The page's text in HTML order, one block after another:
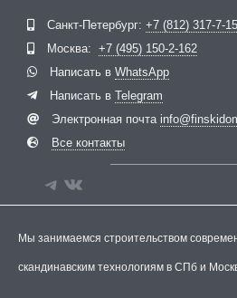
Санкт-Петербург: +7 (812) 317-7-
Москва: +7 (495) 150-2-162
Написать в WhatsApp
Написать в Telegram
Электронная почта
Все контакты
Мы занимаемся строительством
скандинавским технологиям в СПб и